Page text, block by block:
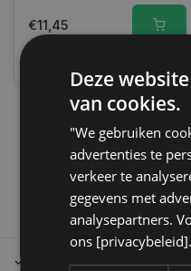
€11,45
Tot 30 dagen retour sturen.
Deze
van cookies.
"We gebruiken
advertenties te
verkeer te
gegevens met
analysepartners.
ons